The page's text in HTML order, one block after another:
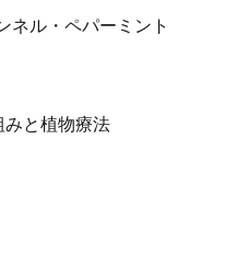
ネル・ペパーミント
みと植物療法